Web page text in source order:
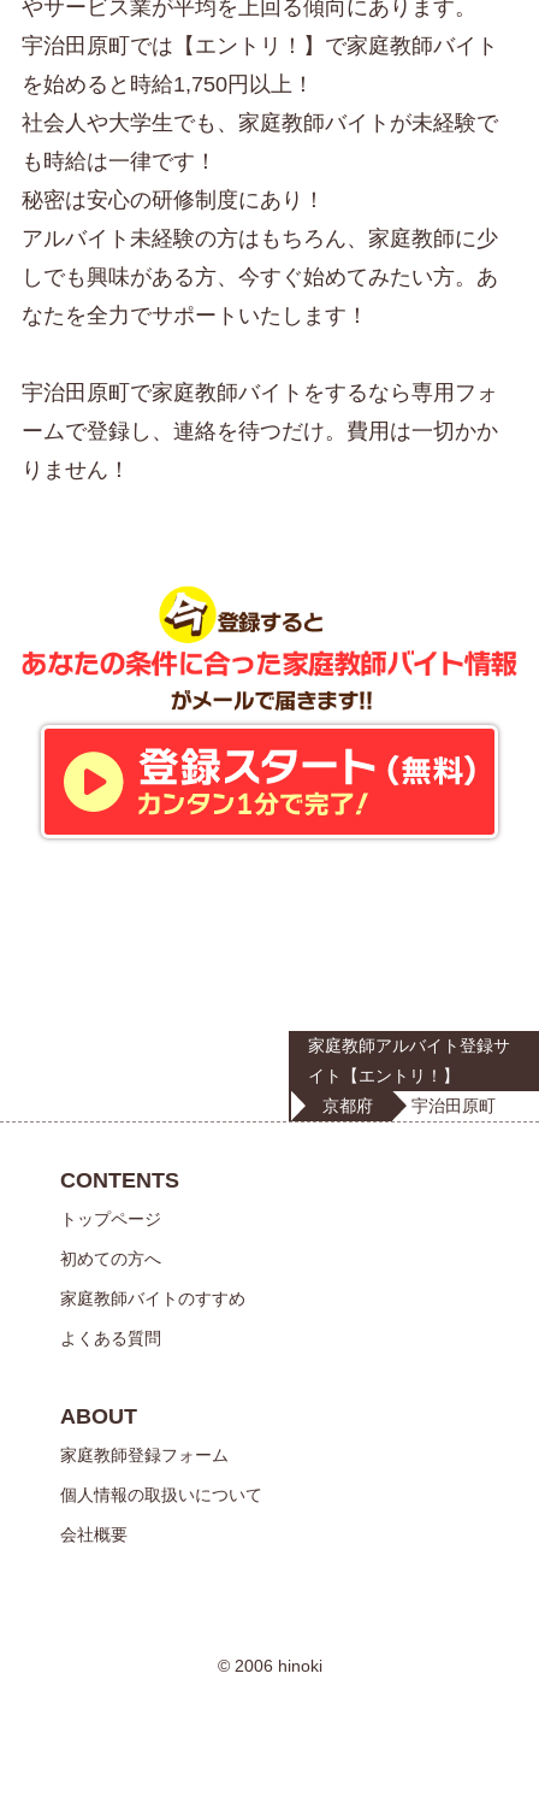
やサービス業が平均を上回る傾向にあります。
宇治田原町では【エントリ！】で家庭教師バイト
を始めると時給1,750円以上！
社会人や大学生でも、家庭教師バイトが未経験で
も時給は一律です！
秘密は安心の研修制度にあり！
アルバイト未経験の方はもちろん、家庭教師に少
しでも興味がある方、今すぐ始めてみたい方。あ
なたを全力でサポートいたします！
宇治田原町で家庭教師バイトをするなら専用フォ
ームで登録し、連絡を待つだけ。費用は一切かか
りません！
家庭教師アルバイト登録サ
イト【エントリ！】
京都府
宇治田原町
CONTENTS
トップページ
初めての方へ
家庭教師バイトのすすめ
よくある質問
ABOUT
家庭教師登録フォーム
個人情報の取扱いについて
会社概要
© 2006 hinoki